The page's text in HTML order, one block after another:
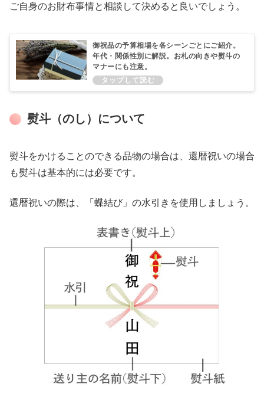
ご自身のお財布事情と相談して決めると良いでしょう。
御祝品の予算相場を各シーンごとにご紹介。
年代・関係性別に解説。お札の向きや熨斗の
マナーにも注意。
熨斗（のし）について
熨斗をかけることのできる品物の場合は、還暦祝いの場合
も熨斗は基本的には必要です。
還暦祝いの際は、「蝶結び」の水引きを使用しましょう。